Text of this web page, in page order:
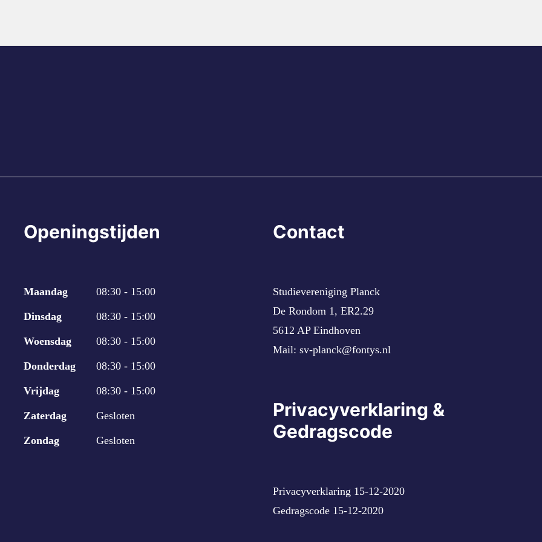
Openingstijden
Maandag 08:30 - 15:00
Dinsdag 08:30 - 15:00
Woensdag 08:30 - 15:00
Donderdag 08:30 - 15:00
Vrijdag 08:30 - 15:00
Zaterdag Gesloten
Zondag Gesloten
Contact
Studievereniging Planck
De Rondom 1, ER2.29
5612 AP Eindhoven
Mail: sv-planck@fontys.nl
Privacyverklaring &
Gedragscode
Privacyverklaring 15-12-2020
Gedragscode 15-12-2020